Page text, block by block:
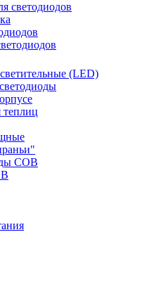
светодиодов
(LED)
теплиц
COB